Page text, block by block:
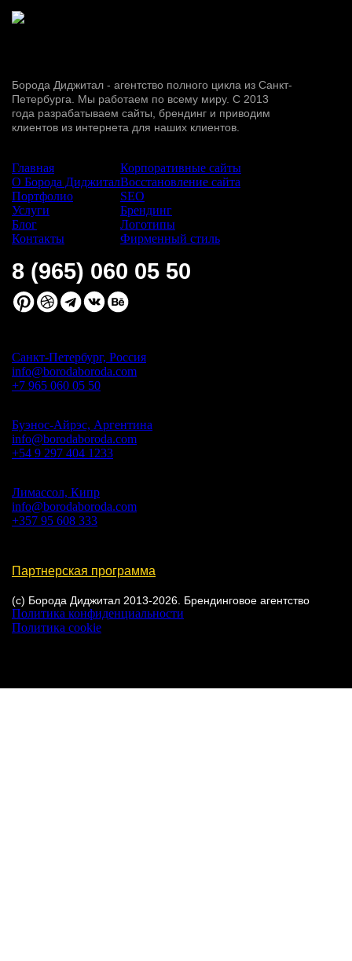
Борода Диджитал - агентство полного цикла из Санкт-
Петербурга. Мы работаем по всему миру. С 2013
года разрабатываем сайты, брендинг и приводим
клиентов из интернета для наших клиентов.
Главная
О Борода Диджитал
Портфолио
Услуги
Блог
Контакты
Корпоративные сайты
Восстановление сайта
SEO
Брендинг
Логотипы
Фирменный стиль
8 (965) 060 05 50
Санкт-Петербург, Россия
info@borodaboroda.com
+7 965 060 05 50
Буэнос-Айрэс, Аргентина
info@borodaboroda.com
+54 9 297 404 1233
Лимассол, Кипр
info@borodaboroda.com
+357 95 608 333
Партнерская программа
(с) Борода Диджитал 2013-2026. Брендинговое агентство
Политика конфиденциальности
Политика cookie